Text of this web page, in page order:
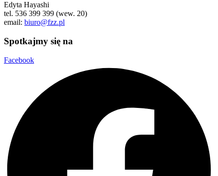
Edyta Hayashi
tel. 536 399 399 (wew. 20)
email: biuro@fzz.pl
Spotkajmy się na
Facebook